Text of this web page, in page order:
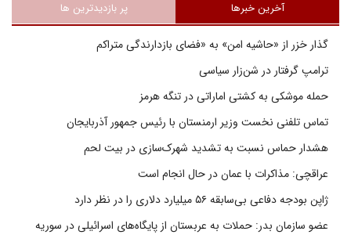
آخرین خبرها پر بازدیدترین ها
گذار خزر از «حاشیه امن» به «فضای بازدارندگی متراکم
ترامپ گرفتار در شن‌زار سیاسی
حمله موشکی به کشتی اماراتی در تنگه هرمز
تماس تلفنی نخست وزیر ارمنستان با رئیس جمهور آذربایجان
هشدار حماس نسبت به تشدید شهرک‌سازی در بیت‌ لحم
عراقچی: مذاکرات با عمان در حال انجام است
ژاپن بودجه دفاعی بی‌سابقه ۵۶ میلیارد دلاری را در نظر دارد
عضو سازمان بدر: حملات به عربستان از پایگاه‌های اسرائیلی در سوریه